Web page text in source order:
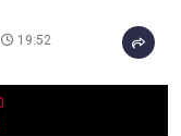
19:52